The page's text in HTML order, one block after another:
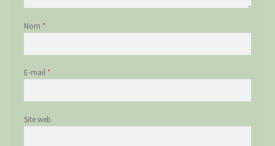
Nom *
E-mail *
Site web